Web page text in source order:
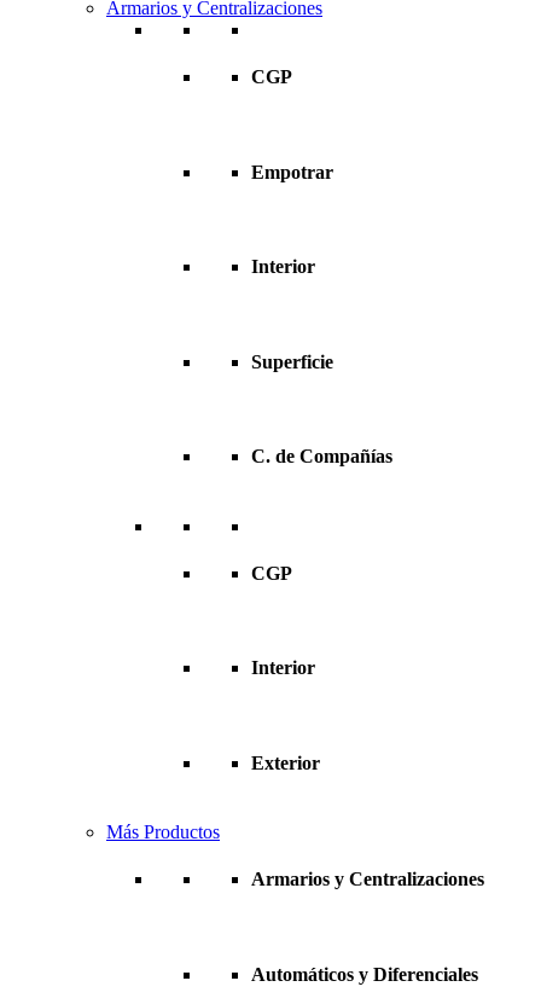
Armarios y Centralizaciones
CGP
Empotrar
Interior
Superficie
C. de Compañías
CGP
Interior
Exterior
Más Productos
Armarios y Centralizaciones
Automáticos y Diferenciales